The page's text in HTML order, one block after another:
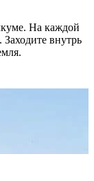
На каждой
внутрь